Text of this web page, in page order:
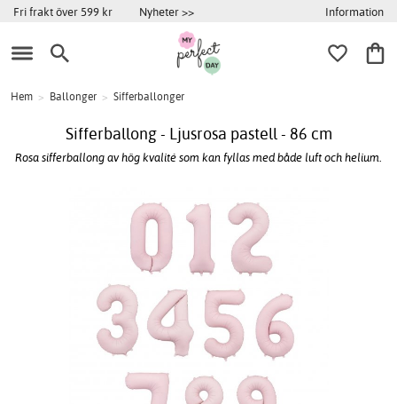
Fri frakt över 599 kr Nyheter >> Information
Hem > Ballonger > Sifferballonger
Sifferballong - Ljusrosa pastell - 86 cm
Rosa sifferballong av hög kvalité som kan fyllas med både luft och helium.